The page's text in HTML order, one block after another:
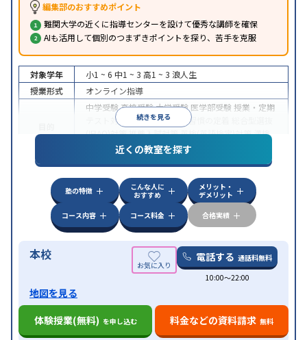
編集部のおすすめポイント
難関大学の近くに指導センターを設けて優秀な講師を確保
AIも活用して個別のつまずきポイントを探り、苦手を克服
続きを見る
対象学年 小1 ~ 6 中1 ~ 3 高1 ~ 3 浪人生
授業形式
オンライン指導
中学受験高校受験大学受験 医学部受験 授業・定期
テスト対策
内申点対策 学習習慣の定着
(旧AO)対策推薦入試対策英検(英語検定)対策漢検
(漢字検定)対策
中高一貫校生に対応成績保証制度あり授業の振替
可能不登校生に対応学習にPC・タブレットを利用
オンライン対応1科目から受講可能
近くの教室を探す
塾の特徴
こんな人に
おすすめ
メリット・
デメリット
コース内容
コース料金 合格実績
本校 電話する 通話料無料
10:00〜22:00
地図を見る
体験授業(無料) を申し込む 料金などの資料請求 無料